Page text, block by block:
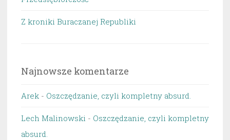
Z kroniki Buraczanej Republiki
Najnowsze komentarze
Arek - Oszczędzanie, czyli kompletny absurd.
Lech Malinowski - Oszczędzanie, czyli kompletny
absurd.